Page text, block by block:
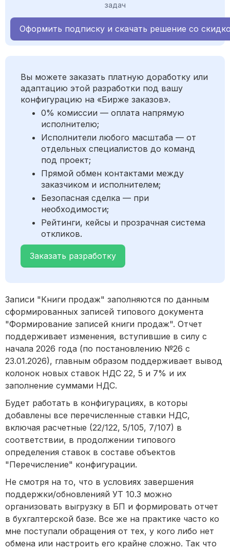
задач
Оформить подписку и скачать решение со
Вы можете заказать платную доработку или
адаптацию этой разработки под вашу
конфигурацию на «Бирже заказов».
0% комиссии — оплата напрямую
исполнителю;
Исполнители любого масштаба — от
отдельных специалистов до команд
под проект;
Прямой обмен контактами между
заказчиком и исполнителем;
Безопасная сделка — при
необходимости;
Рейтинги, кейсы и прозрачная система
откликов.
Заказать разработку
Записи "Книги продаж" заполняются по данным
сформированных записей типового документа
"Формирование записей книги продаж". Отчет
поддерживает изменения, вступившие в силу с
начала 2026 года (по постановлению №26 с
23.01.2026), главным образом поддерживает вывод
колонок новых ставок НДС 22, 5 и 7% и их
заполнение суммами НДС.
Будет работать в конфигурациях, в которы
добавлены все перечисленные ставки НДС,
включая расчетные (22/122, 5/105, 7/107) в
соответствии, в продолжении типового
определения ставок в составе объектов
"Перечисление" конфигурации.
Не смотря на то, что в условиях завершения
поддержки/обновленияй УТ 10.3 можно
организовать выгрузку в БП и формировать отчет
в бухгалтерской базе. Все же на практике часто ко
мне поступали обращения от тех, у кого либо нет
обмена или настроить его крайне сложно. Так что